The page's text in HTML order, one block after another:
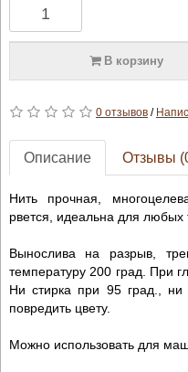
В корзину
0 отзывов/
Описание Отзывы
Нить прочная,
рвется, идеальна для любых
Вынослива на разрыв,
температуру 200 град. При
Ни стирка при 95 град., ни
повредить цвету.
Можно использовать для